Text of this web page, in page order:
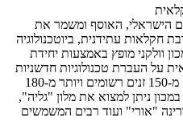
האוסף ומשמר את
עתידנית, ביוטכנולוגיה
מופץ באמצעות יחידת
טכנולוגיות חדשניות
מהמעבדה אל התעשייה, עם למעלה מ-150 זנים רשומים ויותר מ-180
למצוא את מלון "גליה",
ועוד רבים המשמשים